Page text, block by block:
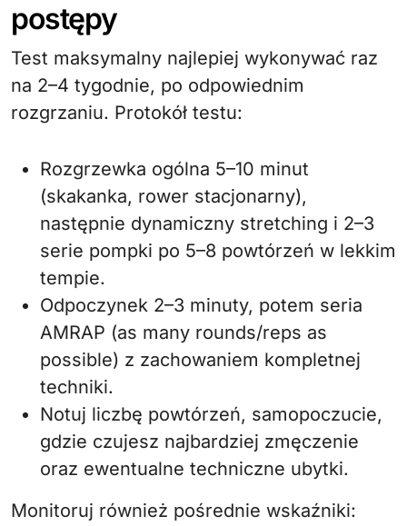
postępy
Test maksymalny najlepiej wykonywać raz
na 2–4 tygodnie, po odpowiednim
rozgrzaniu. Protokół testu:
Rozgrzewka ogólna 5–10 minut
(skakanka, rower stacjonarny),
następnie dynamiczny stretching i 2–3
serie pompki po 5–8 powtórzeń w lekkim
tempie.
Odpoczynek 2–3 minuty, potem seria
AMRAP (as many rounds/reps as
possible) z zachowaniem kompletnej
techniki.
Notuj liczbę powtórzeń, samopoczucie,
gdzie czujesz najbardziej zmęczenie
oraz ewentualne techniczne ubytki.
Monitoruj również pośrednie wskaźniki: